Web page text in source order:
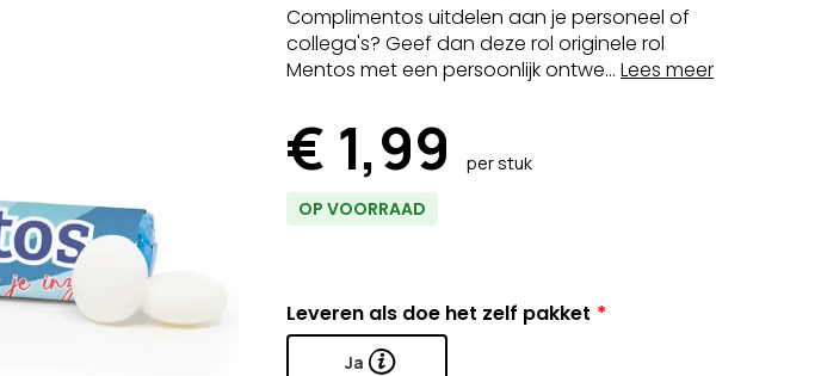
Complimentos uitdelen aan je personeel of
collega's? Geef dan deze rol originele rol
Mentos met een persoonlijk ontwe... Lees meer
€ 1,99 per stuk
OP VOORRAAD
Leveren als doe het zelf pakket
Ja